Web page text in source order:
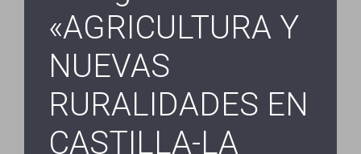
«AGRICULTURA Y
NUEVAS
RURALIDADES EN
CASTILLA-LA